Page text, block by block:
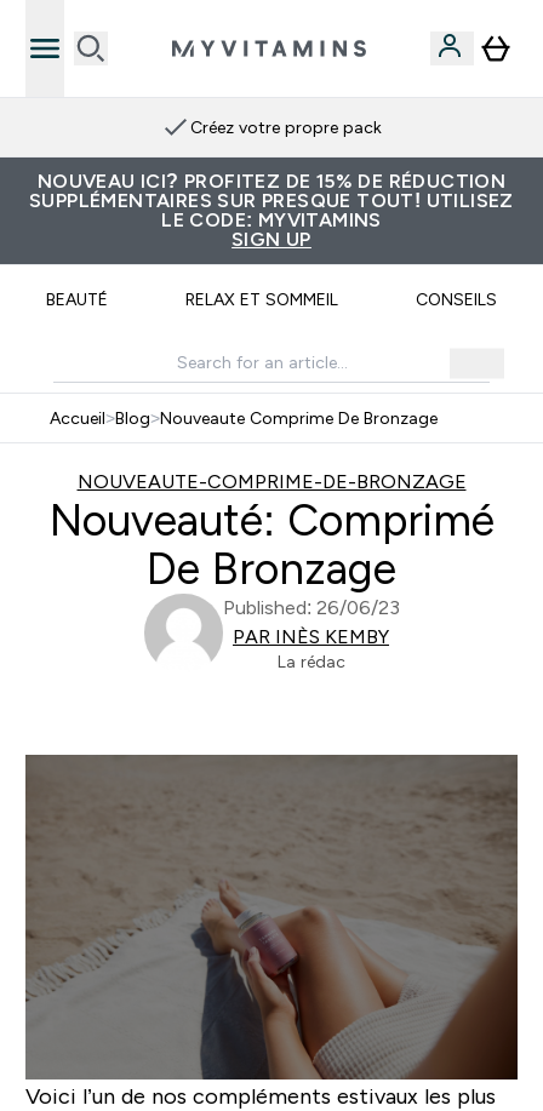
Créez votre propre pack
NOUVEAU ICI? PROFITEZ DE 15% DE RÉDUCTION
SUPPLÉMENTAIRES SUR PRESQUE TOUT! UTILISEZ
LE CODE: MYVITAMINS
SIGN UP
BEAUTÉ RELAX ET SOMMEIL CONSEILS
Accueil>Blog>Nouveaute Comprime De Bronzage
NOUVEAUTE-COMPRIME-DE-BRONZAGE
Nouveauté: Comprimé
De Bronzage
Published: 26/06/23
PAR INÈS KEMBY
La rédac
Voici l’un de nos compléments estivaux les plus